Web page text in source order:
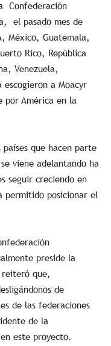
Confederación
el pasado mes de
México, Guatemala,
Rico, República
Venezuela,
escogieron a Moacyr
por América en la
que hacen parte
viene adelantando ha
seguir creciendo en
permitido posicionar el
preside la
reiteró que,
de
de las federaciones
de la
este proyecto.